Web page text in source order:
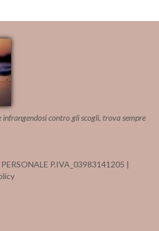
infrangendosi contro gli scogli, trova sempre
P.IVA_03983141205 |